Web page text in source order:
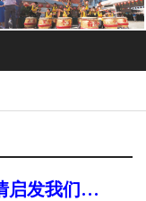
启发我们…